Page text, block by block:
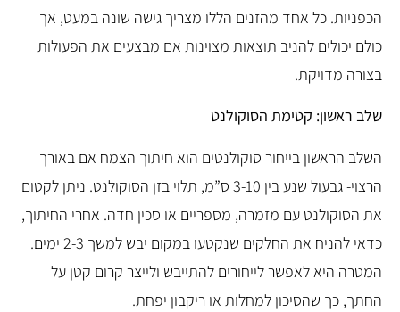
הכפניות. כל אחד מהזנים הללו מצריך גישה שונה במעט, אך
כולם יכולים להניב תוצאות מצוינות אם מבצעים את הפעולות
בצורה מדויקת.
שלב ראשון: קטימת הסוקולנט
השלב הראשון בייחור סוקולנטים הוא חיתוך הצמח אם באורך
הרצוי- גבעול שנע בין 3-10 ס”מ, תלוי בזן הסוקולנט. ניתן לקטום
את הסוקולנט עם מזמרה, מספריים או סכין חדה. אחרי החיתוך,
כדאי להניח את החלקים שנקטעו במקום יבש למשך 2-3 ימים.
המטרה היא לאפשר לייחורים להתייבש ולייצר קרום קטן על
החתך, כך שהסיכון למחלות או ריקבון יפחת.